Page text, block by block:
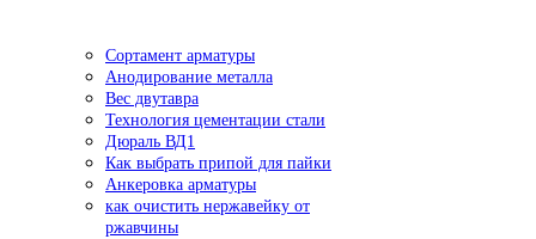
Сортамент арматуры
Анодирование металла
Вес двутавра
Технология цементации стали
Дюраль ВД1
Как выбрать припой для пайки
Анкеровка арматуры
как очистить нержавейку от
ржавчины